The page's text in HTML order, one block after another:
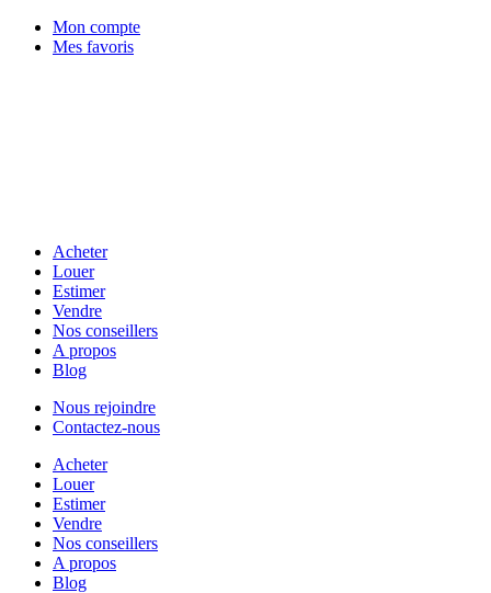
Mon compte
Mes favoris
Acheter
Louer
Estimer
Vendre
Nos conseillers
A propos
Blog
Nous rejoindre
Contactez-nous
Acheter
Louer
Estimer
Vendre
Nos conseillers
A propos
Blog